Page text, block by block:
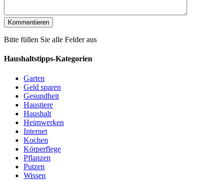
Bitte füllen Sie alle Felder aus
Haushaltstipps-Kategorien
Garten
Geld sparen
Gesundheit
Haustiere
Haushalt
Heimwerken
Internet
Kochen
Körperflege
Pflanzen
Putzen
Wissen